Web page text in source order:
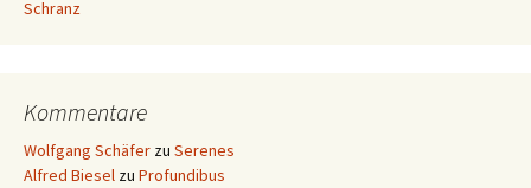
Schranz
Kommentare
Wolfgang Schäfer zu Serenes
Alfred Biesel zu Profundibus